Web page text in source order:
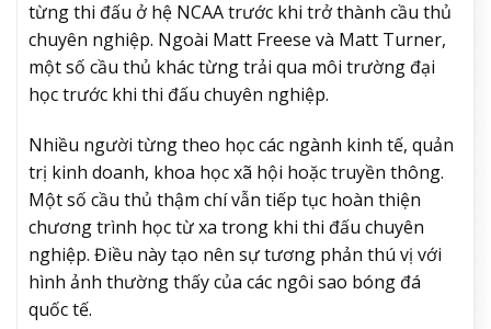
từng thi đấu ở hệ NCAA trước khi trở thành cầu thủ
chuyên nghiệp. Ngoài Matt Freese và Matt Turner,
một số cầu thủ khác từng trải qua môi trường đại
học trước khi thi đấu chuyên nghiệp.
Nhiều người từng theo học các ngành kinh tế, quản
trị kinh doanh, khoa học xã hội hoặc truyền thông.
Một số cầu thủ thậm chí vẫn tiếp tục hoàn thiện
chương trình học từ xa trong khi thi đấu chuyên
nghiệp. Điều này tạo nên sự tương phản thú vị với
hình ảnh thường thấy của các ngôi sao bóng đá
quốc tế.